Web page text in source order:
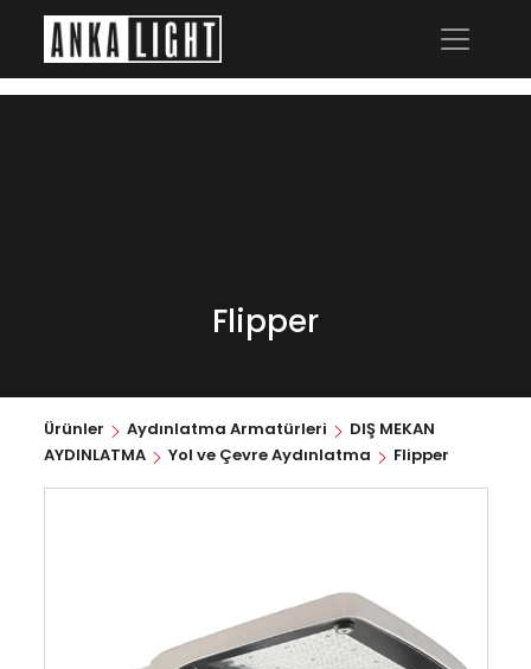
Flipper
Ürünler Aydınlatma Armatürleri
DIŞ MEKAN
AYDINLATMA
Yol ve Çevre Aydınlatma Flipper